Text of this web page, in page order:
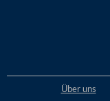
Über uns